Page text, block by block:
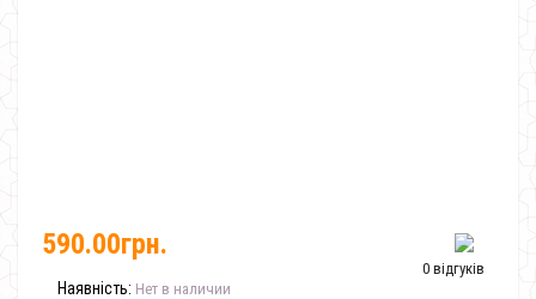
0 відгуків
590.00грн.
Наявність: Нет в наличии